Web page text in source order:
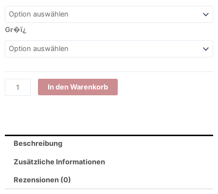
Gr�ï¿
"Glory"
Menge
In den Warenkorb
Beschreibung
Zusätzliche Informationen
Rezensionen (0)